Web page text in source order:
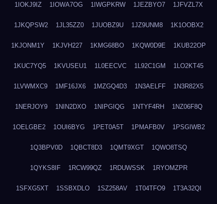
1IOKJ9IZ 1IOWA7OG 1IWGPKRW 1JEZBYO7 1JFVZL7X
1JKQPSW2 1JL35ZZ0 1JUOBZ9U 1JZ9UNM8 1K1OOBX2
1KJONM1Y 1KJVH227 1KMG68BO 1KQW0D9E 1KUB22OP
1KUC7YQ5 1KVUSEU1 1L0EECVC 1L92C1GM 1LO2KT45
1LVWMXC9 1MF16JX6 1MZGQ4D3 1N3AELFF 1N3R82X5
1NERJOY9 1NIN2DXO 1NIPGIQG 1NTYF4RH 1NZ06F8Q
1OELGBE2 1OUI6BYG 1PET0A5T 1PMAFB0V 1PSGIWB2
1Q3BPV0D 1QBCT8D3 1QMT9XGT 1QWO8TSQ
1QYKS8IF 1RCW99QZ 1RDUWSSK 1RYOMZPR
1SFXG5XT 1SSBXDLO 1SZ258AV 1T04TFO9 1T3A32QI